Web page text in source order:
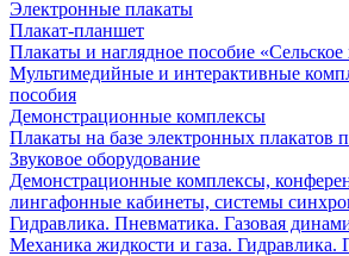
Электронные плакаты
Плакат-планшет
Плакаты и наглядное пособие «Сельское
Мультимедийные и интерактивные
пособия
Демонстрационные комплексы
Плакаты на базе электронных плакатов
Звуковое оборудование
Демонстрационные комплексы,
лингафонные кабинеты, системы
Гидравлика. Пневматика. Газовая
Механика жидкости и газа. Гидравлика.